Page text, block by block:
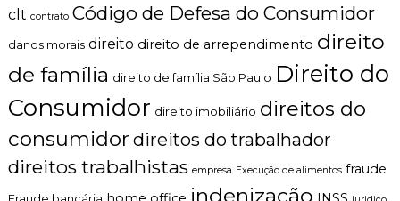
clt contrato Código de Defesa do Consumidor
danos morais direito direito de arrependimento direito
de família direito de família São Paulo Direito do
Consumidor direito imobiliário direitos do
consumidor direitos do trabalhador
direitos trabalhistas empresa Execução de alimentos fraude
indenização